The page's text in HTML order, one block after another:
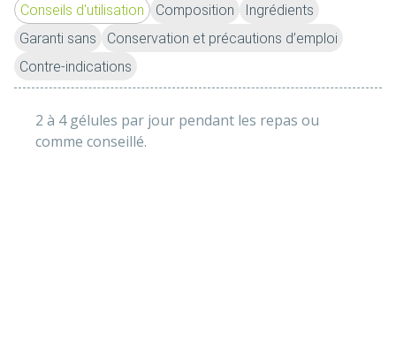
Conseils d'utilisation Composition
Ingrédients
Garanti sans
Conservation et précautions d’emploi
Contre-indications
2 à 4 gélules par jour pendant les repas ou
comme conseillé.